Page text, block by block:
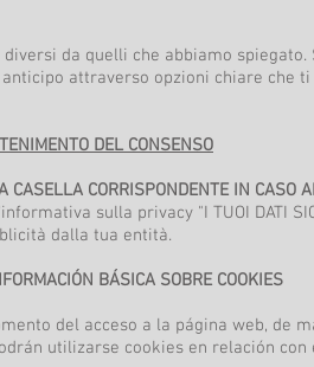
da quelli che abbiamo
attraverso opzioni chiare che
DEL CONSENSO
CASELLA CORRISPONDENTE IN CASO
sulla privacy "I TUOI DATI
dalla tua entità.
BÁSICA SOBRE COOKIES
del acceso a la página web, de
utilizarse cookies en relación